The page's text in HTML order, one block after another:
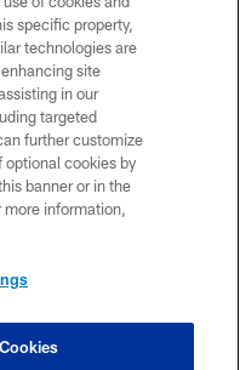
Rights Reserved
specific property,
technologies are
site
in our
targeted
further customize
optional cookies by
banner or in the
more information,